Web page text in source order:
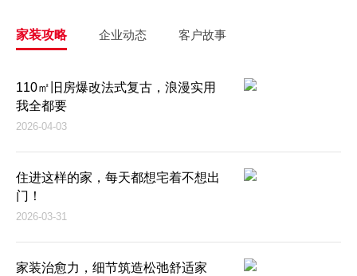
家装攻略 企业动态 客户故事
110㎡旧房爆改法式复古，浪漫实用
我全都要
2026-04-03
住进这样的家，每天都想宅着不想出
门！
2026-03-31
家装治愈力，细节筑造松弛舒适家